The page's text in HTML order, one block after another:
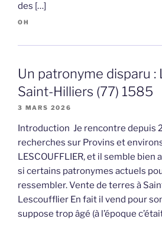
des […]
OH
Un patronyme disparu :
Saint-Hilliers (77) 1585
3 MARS 2026
Introduction Je rencontre depuis
recherches sur Provins et
LESCOUFFLIER, et il semble bien
si certains patronymes actuels
ressembler. Vente de terres à
Lescoufflier En fait il vend pour
suppose trop âgé (à l’époque